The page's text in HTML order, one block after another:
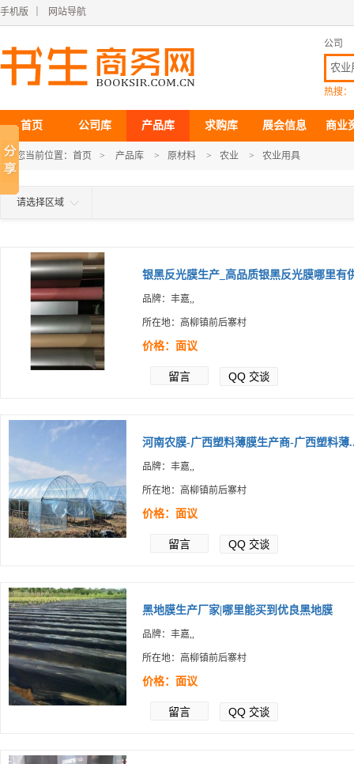
手机版 网站导航
公司
热搜：
首页 公司库 产品库 求购库 展会信息 商业
您当前位置： 首页 > 产品库 > 原材料 > 农业 > 农业用具
请选择区域
银黑反光膜生产_高品质银黑反光膜哪里有
品牌：丰嘉,,
所在地：高柳镇前后寨村
价格：面议
留言 QQ 交谈
河南农膜-广西塑料薄膜生产商-广西塑料薄
品牌：丰嘉,,
所在地：高柳镇前后寨村
价格：面议
留言 QQ 交谈
黑地膜生产厂家|哪里能买到优良黑地膜
品牌：丰嘉,,
所在地：高柳镇前后寨村
价格：面议
留言 QQ 交谈